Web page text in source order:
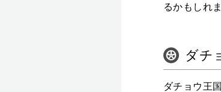
るかもしれ
ダチ
ダチョウ王